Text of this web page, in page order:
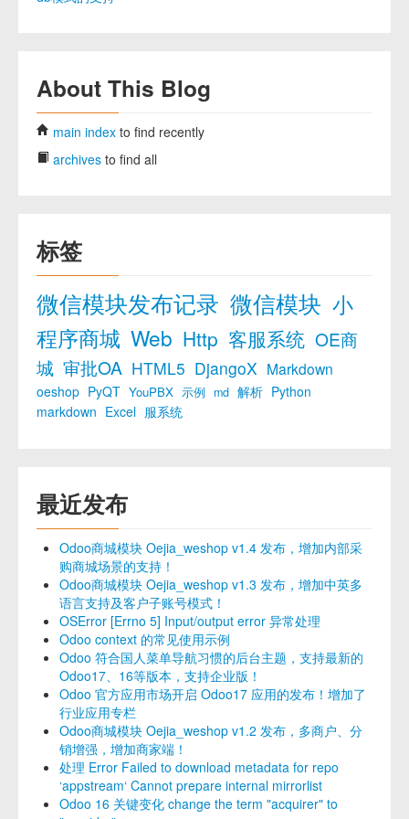
About This Blog
main index to find recently
archives to find all
标签
微信模块发布记录 微信模块 小
程序商城 Web Http 客服系统 OE商
城 审批OA HTML5 DjangoX Markdown
oeshop PyQT YouPBX 示例 md 解析 Python
markdown Excel 服系统
最近发布
Odoo商城模块 Oejia_weshop v1.4 发布，增加内部采
购商城场景的支持！
Odoo商城模块 Oejia_weshop v1.3 发布，增加中英多
语言支持及客户子账号模式！
OSError [Errno 5] Input/output error 异常处理
Odoo context 的常见使用示例
Odoo 符合国人菜单导航习惯的后台主题，支持最新的
Odoo17、16等版本，支持企业版！
Odoo 官方应用市场开启 Odoo17 应用的发布！增加了
行业应用专栏
Odoo商城模块 Oejia_weshop v1.2 发布，多商户、分
销增强，增加商家端！
处理 Error Failed to download metadata for repo
‘appstream‘ Cannot prepare internal mirrorlist
Odoo 16 关键变化 change the term "acquirer" to